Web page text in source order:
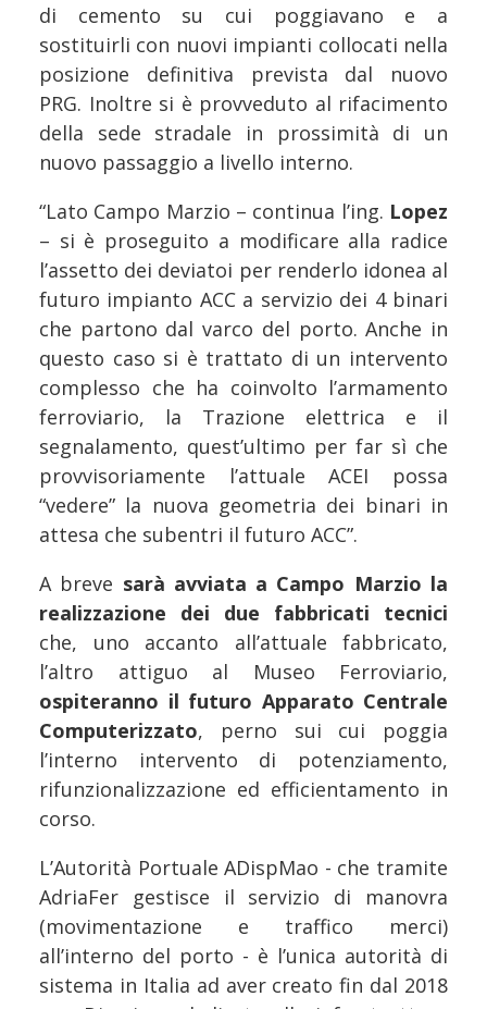
di cemento su cui poggiavano e a
sostituirli con nuovi impianti collocati nella
posizione definitiva prevista dal nuovo
PRG. Inoltre si è provveduto al rifacimento
della sede stradale in prossimità di un
nuovo passaggio a livello interno.
“Lato Campo Marzio – continua l’ing. Lopez
– si è proseguito a modificare alla radice
l’assetto dei deviatoi per renderlo idonea al
futuro impianto ACC a servizio dei 4 binari
che partono dal varco del porto. Anche in
questo caso si è trattato di un intervento
complesso che ha coinvolto l’armamento
ferroviario, la Trazione elettrica e il
segnalamento, quest’ultimo per far sì che
provvisoriamente l’attuale ACEI possa
“vedere” la nuova geometria dei binari in
attesa che subentri il futuro ACC”.
A breve sarà avviata a Campo Marzio la
realizzazione dei due fabbricati tecnici
che, uno accanto all’attuale fabbricato,
l’altro attiguo al Museo Ferroviario,
ospiteranno il futuro Apparato Centrale
Computerizzato, perno sui cui poggia
l’interno intervento di potenziamento,
rifunzionalizzazione ed efficientamento in
corso.
L’Autorità Portuale ADispMao - che tramite
AdriaFer gestisce il servizio di manovra
(movimentazione e traffico merci)
all’interno del porto - è l’unica autorità di
sistema in Italia ad aver creato fin dal 2018